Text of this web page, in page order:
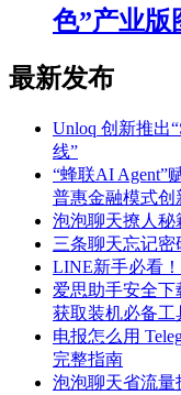
色”产业版
最新发布
Unloq 创新推出
线”
“蜂联AI Agent”
普惠金融模式创
泡泡聊天撩人秘
三条聊天忘记
LINE新手必看
爱思助手安全
获取装机必备工
电报怎么用
完整指南
泡泡聊天省流